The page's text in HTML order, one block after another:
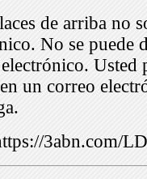
de arriba no
No se puede
Usted
un correo
3abn.com/